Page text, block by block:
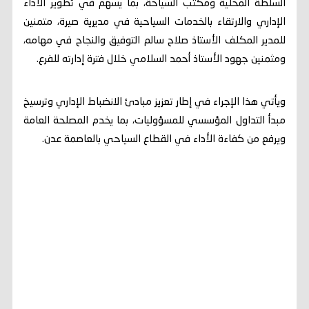
السلطة المحلية ومكتب السياحة، بما يسهم في تطوير الأداء
الإداري والارتقاء بالخدمات السياحية في مديرية صيرة، متمنين
للمدير المكلف الأستاذ صلاح سالم التوفيق والنجاح في مهامه،
ومثمنين جهود الأستاذ أحمد السلامي خلال فترة إدارته للفرع.
ويأتي هذا الإجراء في إطار تعزيز مبادئ الانضباط الإداري وترسيخ
مبدأ التداول المؤسسي للمسؤوليات، بما يخدم المصلحة العامة
ويرفع من كفاءة الأداء في القطاع السياحي بالعاصمة عدن.